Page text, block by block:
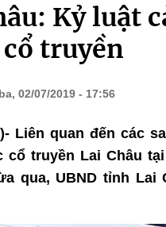
Kỷ luật
cổ truyền
02/07/2019 - 17:56
Liên quan đến các
cổ truyền Lai Châu
qua, UBND tỉnh